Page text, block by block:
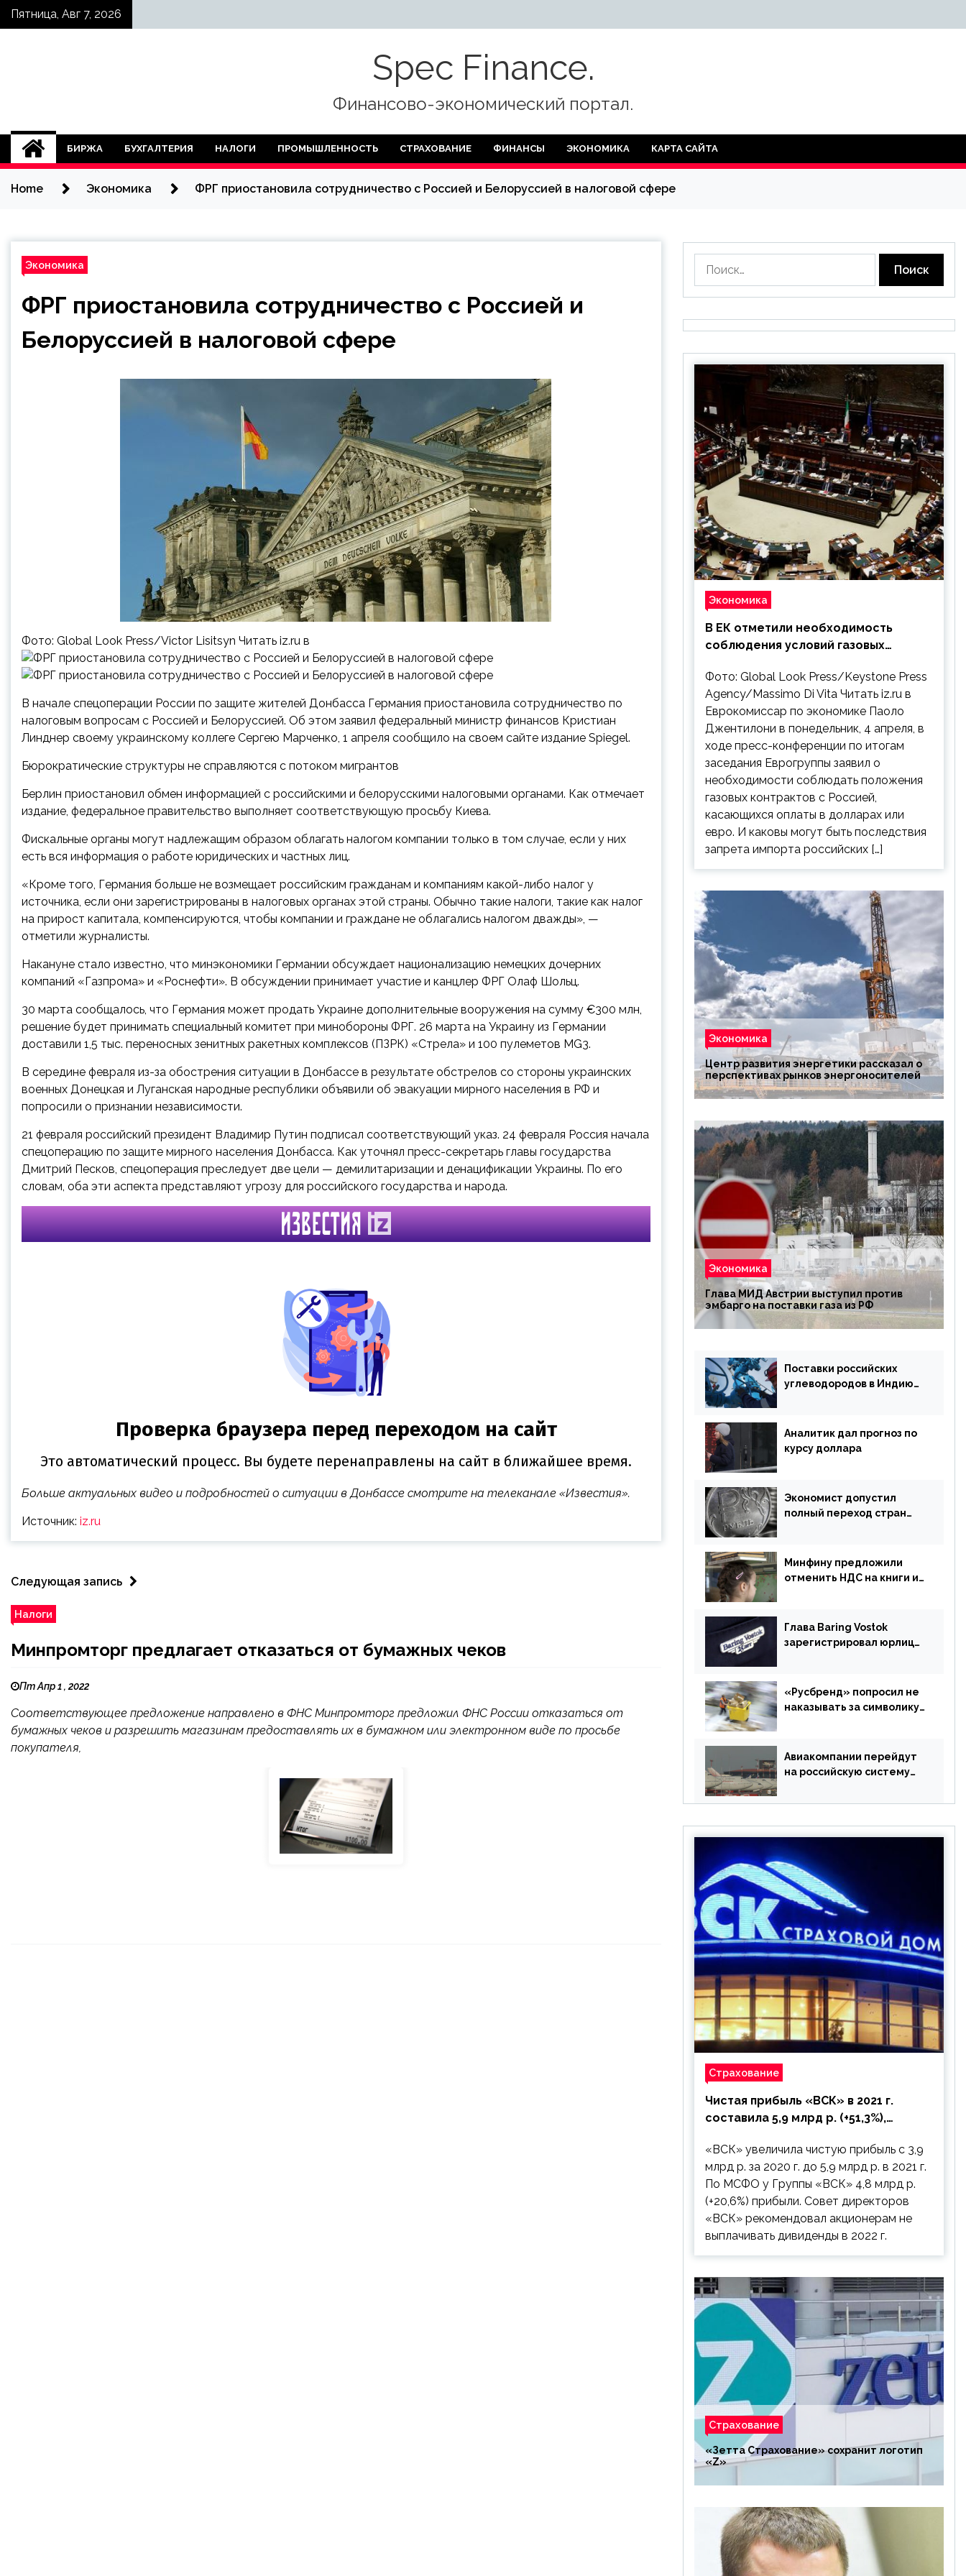
SkipПятница, Авг 7, 2026
Spec Finance.
Финансово-экономический портал.
БИРЖА БУХГАЛТЕРИЯ НАЛОГИ ПРОМЫШЛЕННОСТЬ СТРАХОВАНИЕ ФИНАНСЫ ЭКОНОМИКА КАРТА САЙТА
Home Экономика ФРГ приостановила сотрудничество с Россией и Белоруссией в налоговой сфере
Экономика
ФРГ приостановила сотрудничество с Россией и
Белоруссией в налоговой сфере
Фото: Global Look Press/Victor Lisitsyn Читать iz.ru в
В начале спецоперации России по защите жителей Донбасса Германия приостановила сотрудничество по
налоговым вопросам с Россией и Белоруссией. Об этом заявил федеральный министр финансов Кристиан
Линднер своему украинскому коллеге Сергею Марченко, 1 апреля сообщило на своем сайте издание Spiegel.
Бюрократические структуры не справляются с потоком мигрантов
Берлин приостановил обмен информацией с российскими и белорусскими налоговыми органами. Как отмечает
издание, федеральное правительство выполняет соответствующую просьбу Киева.
Фискальные органы могут надлежащим образом облагать налогом компании только в том случае, если у них
есть вся информация о работе юридических и частных лиц.
«Кроме того, Германия больше не возмещает российским гражданам и компаниям какой-либо налог у
источника, если они зарегистрированы в налоговых органах этой страны. Обычно такие налоги, такие как налог
на прирост капитала, компенсируются, чтобы компании и граждане не облагались налогом дважды», —
отметили журналисты.
Накануне стало известно, что минэкономики Германии обсуждает национализацию немецких дочерних
компаний «Газпрома» и «Роснефти». В обсуждении принимает участие и канцлер ФРГ Олаф Шольц.
30 марта сообщалось, что Германия может продать Украине дополнительные вооружения на сумму €300 млн,
решение будет принимать специальный комитет при минобороны ФРГ. 26 марта на Украину из Германии
доставили 1,5 тыс. переносных зенитных ракетных комплексов (ПЗРК) «Стрела» и 100 пулеметов MG3.
В середине февраля из-за обострения ситуации в Донбассе в результате обстрелов со стороны украинских
военных Донецкая и Луганская народные республики объявили об эвакуации мирного населения в РФ и
попросили о признании независимости.
21 февраля российский президент Владимир Путин подписал соответствующий указ. 24 февраля Россия начала
спецоперацию по защите мирного населения Донбасса. Как уточнял пресс-секретарь главы государства
Дмитрий Песков, спецоперация преследует две цели — демилитаризации и денацификации Украины. По его
словам, оба эти аспекта представляют угрозу для российского государства и народа.
Больше актуальных видео и подробностей о ситуации в Донбассе смотрите на телеканале «Известия».
Источник: iz.ru
Следующая запись
Налоги
Минпромторг предлагает отказаться от бумажных чеков
Пт Апр 1 , 2022
Соответствующее предложение направлено в ФНС Минпромторг предложил ФНС России отказаться от
бумажных чеков и разрешить магазинам предоставлять их в бумажном или электронном виде по просьбе
покупателя,
Экономика
В ЕК отметили необходимость
соблюдения условий газовых
Фото: Global Look Press/Keystone Press
Agency/Massimo Di Vita Читать iz.ru в
Еврокомиссар по экономике Паоло
Джентилони в понедельник, 4 апреля, в
ходе пресс-конференции по итогам
заседания Еврогруппы заявил о
необходимости соблюдать положения
газовых контрактов с Россией,
касающихся оплаты в долларах или
евро. И каковы могут быть последствия
запрета импорта российских […]
Экономика
Центр развития энергетики рассказал о
перспективах рынков энергоносителей
Экономика
Глава МИД Австрии выступил против
эмбарго на поставки газа из РФ
Поставки российских
углеводородов в Индию
Аналитик дал прогноз по
курсу доллара
Экономист допустил
полный переход стран
Минфину предложили
отменить НДС на книги и
Глава Baring Vostok
зарегистрировал юрлицо
«Русбренд» попросил не
наказывать за символику
Авиакомпании перейдут
на российскую систему
Страхование
Чистая прибыль «ВСК» в 2021 г.
составила 5,9 млрд р. (+51,3%),
выплачивать
«ВСК» увеличила чистую прибыль с 3,9
млрд р. за 2020 г. до 5,9 млрд р. в 2021 г.
По МСФО у Группы «ВСК» 4,8 млрд р.
(+20,6%) прибыли. Совет директоров
«ВСК» рекомендовал акционерам не
выплачивать дивиденды в 2022 г.
Страхование
«Зетта Страхование» сохранит логотип
«Z»